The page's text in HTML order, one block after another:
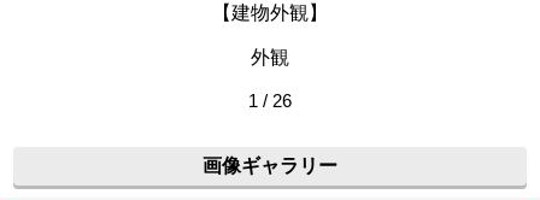
【建物外観】
外観
1 / 26
画像ギャラリー